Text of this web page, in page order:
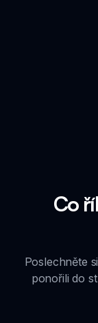
Co
Poslechněte
ponořili do